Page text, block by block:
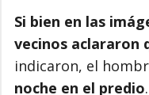
Si bien en las
vecinos aclararon
indicaron, el
noche en el predio.